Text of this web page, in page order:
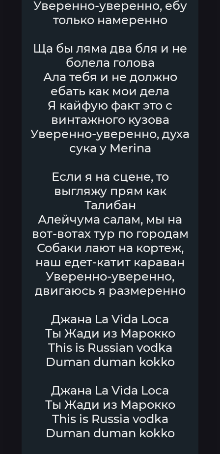
Уверенно-уверенно, ебу
только намеренно
Ща бы ляма два бля и не
болела голова
Ала тебя и не должно
ебать как мои дела
Я кайфую факт это с
винтажного кузова
Уверенно-уверенно, духа
сука у Merina
Если я на сцене, то
выгляжу прям как
Талибан
Алейчума салам, мы на
вот-вотах тур по городам
Собаки лают на кортеж,
наш едет-катит караван
Уверенно-уверенно,
двигаюсь я размеренно
Джана La Vida Loca
Ты Жади из Марокко
This is Russian vodka
Duman duman kokko
Джана La Vida Loca
Ты Жади из Марокко
This is Russia vodka
Duman duman kokko